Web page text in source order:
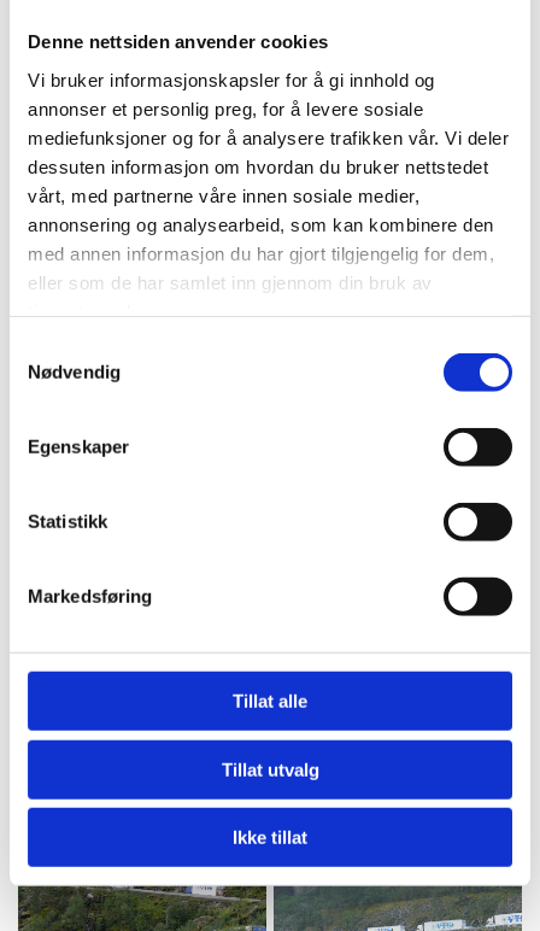
Denne nettsiden anvender cookies
Vi bruker informasjonskapsler for å gi innhold og
annonser et personlig preg, for å levere sosiale
mediefunksjoner og for å analysere trafikken vår. Vi deler
dessuten informasjon om hvordan du bruker nettstedet
vårt, med partnerne våre innen sosiale medier,
annonsering og analysearbeid, som kan kombinere den
med annen informasjon du har gjort tilgjengelig for dem,
eller som de har samlet inn gjennom din bruk av
Nødvendig
Egenskaper
Statistikk
Markedsføring
Tillat alle
Tillat utvalg
Ikke tillat
40 års erfaring med norske forhold på veien. Her ser du en av våre tidligere tippbiler i aksjon. Bilparken har utviklet seg siden dette bildet ble tatt, og erfaringen er større.
En av våre vogntog i aksjon i tidligere år. Vi har nå en moderne bilpark til rådighet for fraktoppdrag.
Et utvalg av maskiner på jobb for Voss Transportservice AS. En av våre varebiler på oppdrag mellom Bergen, Voss og Oslo.